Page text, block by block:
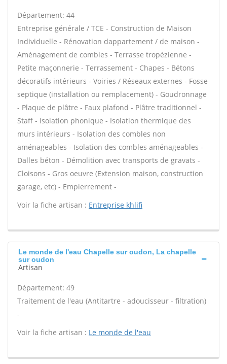
Département: 44
Entreprise générale / TCE - Construction de Maison
Individuelle - Rénovation dappartement / de maison -
Aménagement de combles - Terrasse tropézienne -
Petite maçonnerie - Terrassement - Chapes - Bétons
décoratifs intérieurs - Voiries / Réseaux externes - Fosse
septique (installation ou remplacement) - Goudronnage
- Plaque de plâtre - Faux plafond - Plâtre traditionnel -
Staff - Isolation phonique - Isolation thermique des
murs intérieurs - Isolation des combles non
aménageables - Isolation des combles aménageables -
Dalles béton - Démolition avec transports de gravats -
Cloisons - Gros oeuvre (Extension maison, construction
garage, etc) - Empierrement -
Voir la fiche artisan : Entreprise khlifi
Le monde de l'eau Chapelle sur oudon, La chapelle
sur oudon
Artisan
Département: 49
Traitement de l'eau (Antitartre - adoucisseur - filtration)
-
Voir la fiche artisan : Le monde de l'eau